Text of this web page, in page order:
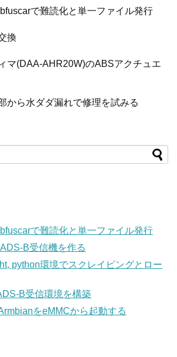
で難読化と単一ファイル発行
換
マ(DAA‑AHR20W)のABSアクチュエ
から水ダダ漏れで修理を試みる
で難読化と単一ファイル発行
B受信機を作る
python環境でスクレイピングとロー
B受信環境を構築
をeMMCから起動する